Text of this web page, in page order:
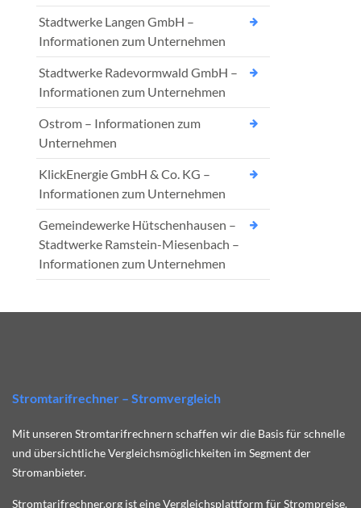
Stadtwerke Langen GmbH –
Informationen zum Unternehmen
Stadtwerke Radevormwald GmbH –
Informationen zum Unternehmen
Ostrom – Informationen zum
Unternehmen
KlickEnergie GmbH & Co. KG –
Informationen zum Unternehmen
Gemeindewerke Hütschenhausen –
Stadtwerke Ramstein-Miesenbach –
Informationen zum Unternehmen
Stromtarifrechner – Stromvergleich
Mit unseren Stromtarifrechnern schaffen wir die Basis für schnelle
und übersichtliche Vergleichsmöglichkeiten im Segment der
Stromanbieter.
Stromtarifrechner.org ist eine Vergleichsplattform für Strompreise.